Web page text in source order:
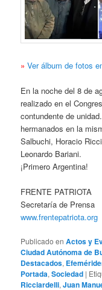
» Ver álbum de fotos
En la noche del 8 de
realizado en el
contundente de
hermanados en la
Salbuchi, Horacio
Leonardo Bariani.
¡Primero Argentina!
FRENTE PATRIOTA
Secretaría de Prensa
www.frentepatriota.org
Publicado en Actos y
Ciudad Autónoma de
Destacados,
Portada,Sociedad |
Ricciardelli,Juan